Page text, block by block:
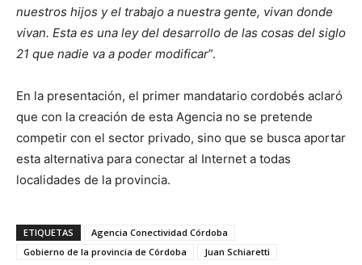
nuestros hijos y el trabajo a nuestra gente, vivan donde
vivan. Esta es una ley del desarrollo de las cosas del siglo
21 que nadie va a poder modificar”.
En la presentación, el primer mandatario cordobés aclaró
que con la creación de esta Agencia no se pretende
competir con el sector privado, sino que se busca aportar
esta alternativa para conectar al Internet a todas
localidades de la provincia.
ETIQUETAS
Agencia Conectividad Córdoba
Gobierno de la provincia de Córdoba
Juan Schiaretti